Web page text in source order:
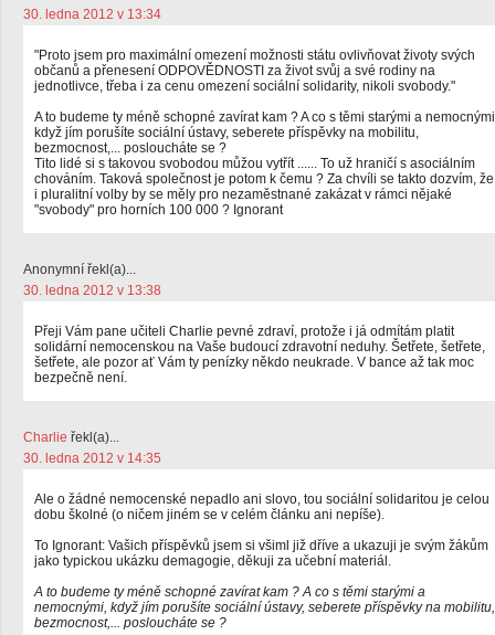
30. ledna 2012 v 13:34
"Proto jsem pro maximální omezení možnosti státu ovlivňovat životy svých
občanů a přenesení ODPOVĚDNOSTI za život svůj a své rodiny na
jednotlivce, třeba i za cenu omezení sociální solidarity, nikoli svobody."
A to budeme ty méně schopné zavírat kam ? A co s těmi starými a
když jím porušíte sociální ústavy, seberete příspěvky na mobilitu,
bezmocnost,... posloucháte se ?
Tito lidé si s takovou svobodou můžou vytřít ...... To už hraničí s asociálním
chováním. Taková společnost je potom k čemu ? Za chvíli se takto dozvím, že
i pluralitní volby by se měly pro nezaměstnané zakázat v rámci nějaké
"svobody" pro horních 100 000 ? Ignorant
Anonymní řekl(a)...
30. ledna 2012 v 13:38
Přeji Vám pane učiteli Charlie pevné zdraví, protože i já odmítám platit
solidární nemocenskou na Vaše budoucí zdravotní neduhy. Šetřete, šetřete,
šetřete, ale pozor ať Vám ty penízky někdo neukrade. V bance až tak moc
bezpečně není.
Charlie řekl(a)...
30. ledna 2012 v 14:35
Ale o žádné nemocenské nepadlo ani slovo, tou sociální solidaritou je celou
dobu školné (o ničem jiném se v celém článku ani nepíše).
To Ignorant: Vašich příspěvků jsem si všiml již dříve a ukazuji je svým žákům
jako typickou ukázku demagogie, děkuji za učební materiál.
A to budeme ty méně schopné zavírat kam ? A co s těmi starými a
nemocnými, když jím porušíte sociální ústavy, seberete příspěvky na mobilitu,
bezmocnost,... posloucháte se ?